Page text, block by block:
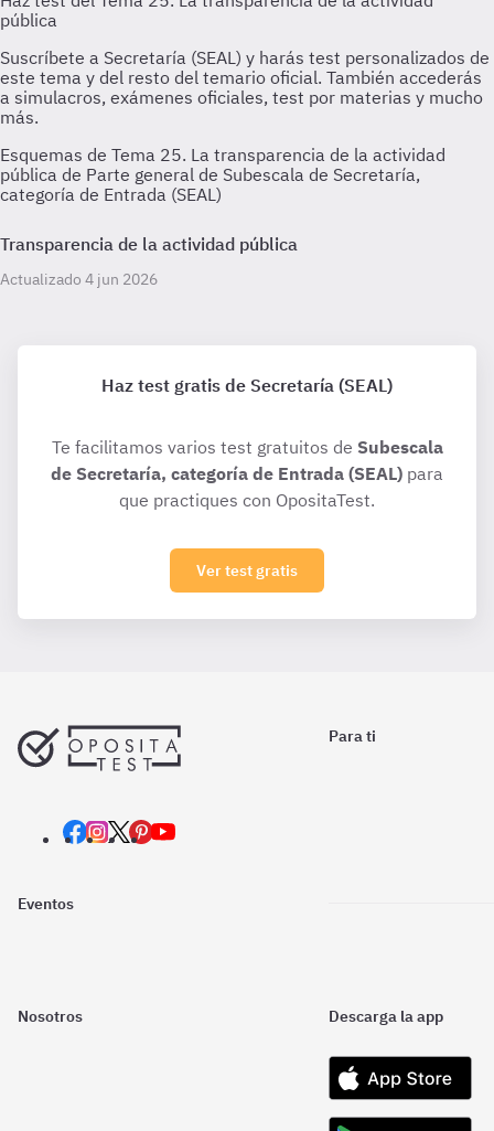
Esquemas de Tema 25. La transparencia de la actividad
pública de Parte general de Subescala de Secretaría,
categoría de Entrada (SEAL)
Transparencia de la actividad pública
Actualizado 4 jun 2026
Haz test gratis de Secretaría (SEAL)
Te facilitamos varios test gratuitos de Subescala
de Secretaría, categoría de Entrada (SEAL) para
que practiques con OpositaTest.
Ver test gratis
Para ti
Eventos
Nosotros Descarga la app